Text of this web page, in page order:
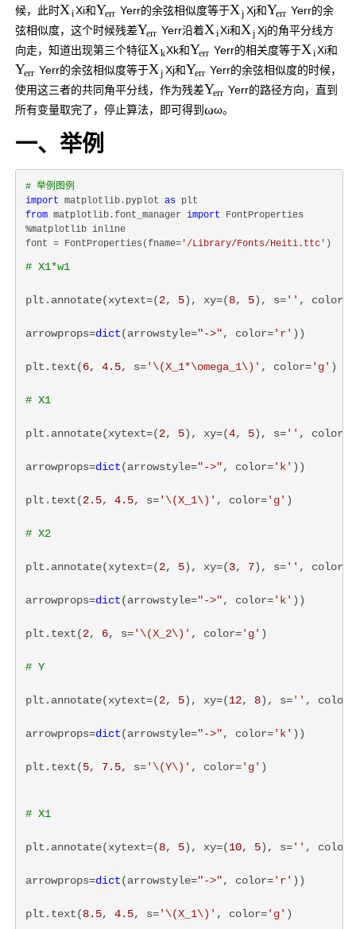
候，此时XiXi和Yerr Yerr的余弦相似度等于Xj Xj和Yerr Yerr的余
弦相似度，这个时候残差Yerr Yerr沿着XiXi和Xj Xj的角平分线方
向走，知道出现第三个特征XkXk和Yerr Yerr的相关度等于XiXi和
Yerr Yerr的余弦相似度等于Xj Xj和Yerr Yerr的余弦相似度的时候，
使用这三者的共同角平分线，作为残差Yerr Yerr的路径方向，直到
所有变量取完了，停止算法，即可得到 ωω。
一、举例
# 举例图例
import matplotlib.pyplot as
from matplotlib.font_manager import FontProperties
%matplotlib inline
font = FontProperties(fname= '/Library/Fonts/Heiti.ttc'
# X1*w1
plt.annotate(xytext=(2, 5), xy=(8, 5), s='' , color=
arrowprops=dict(arrowstyle="->", color='r' ))
plt.text(6, 4.5, s=' \(X_1*\omega_1\) ' , color='g' )
# X1
plt.annotate(xytext=(2, 5), xy=(4, 5), s='' , color=
arrowprops=dict(arrowstyle="->", color='k' ))
plt.text(2.5, 4.5, s=' \(X_1\) ' , color='g' )
# X2
plt.annotate(xytext=(2, 5), xy=(3, 7), s='' , color=
arrowprops=dict(arrowstyle="->", color='k' ))
plt.text(2, 6, s=' \(X_2\) ' , color='g' )
# Y
plt.annotate(xytext=(2, 5), xy=(12, 8), s='' , color=
arrowprops=dict(arrowstyle="->", color='k' ))
plt.text(5, 7.5, s=' \(Y\) ' , color='g' )
# X1
plt.annotate(xytext=(8, 5), xy=(10, 5), s='' , color=
arrowprops=dict(arrowstyle="->", color='r' ))
plt.text(8.5, 4.5, s=' \(X_1\) ' , color='g' )